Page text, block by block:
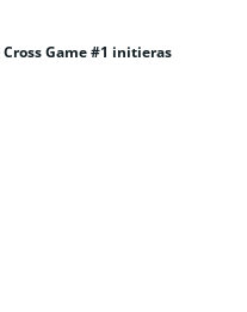
Game #1 initieras